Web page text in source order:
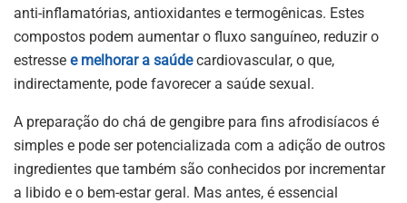
anti-inflamatórias, antioxidantes e termogênicas. Estes
compostos podem aumentar o fluxo sanguíneo, reduzir o
estresse e melhorar a saúdecardiovascular, o que,
indirectamente, pode favorecer a saúde sexual.
A preparação do chá de gengibre para fins afrodisíacos é
simples e pode ser potencializada com a adição de outros
ingredientes que também são conhecidos por incrementar
a libido e o bem-estar geral. Mas antes, é essencial